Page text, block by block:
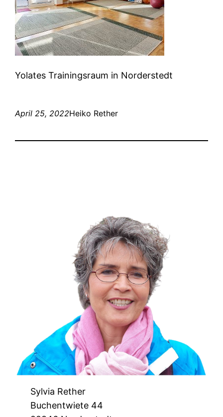
Yolates Trainingsraum in Norderstedt
April 25, 2022Heiko Rether
Sylvia Rether
Buchentwiete 44